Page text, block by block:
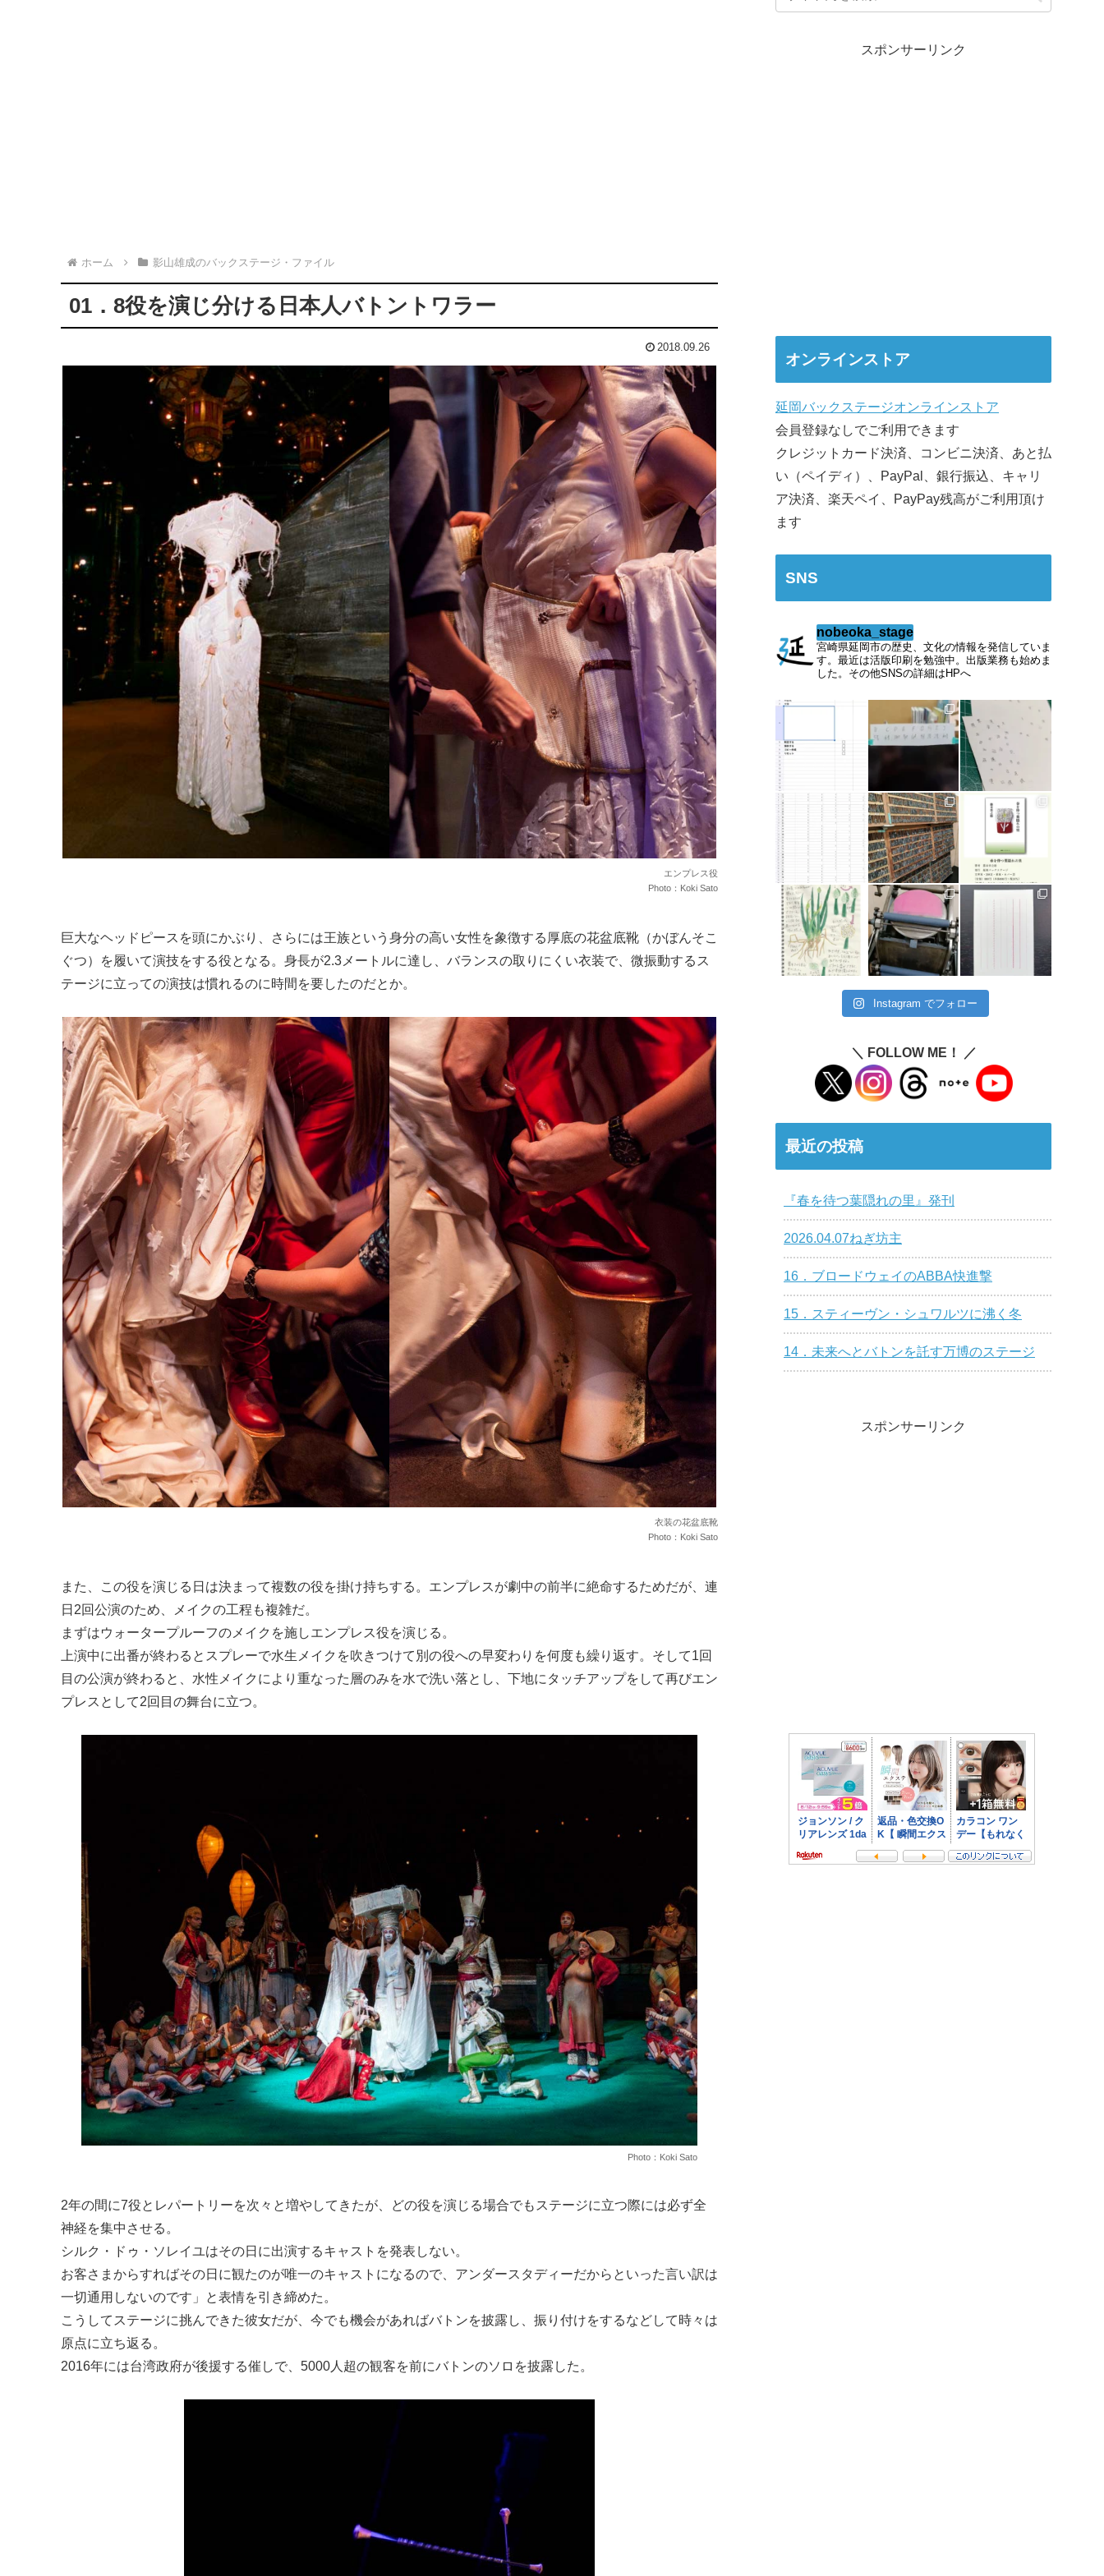
ホーム 影山雄成のバックステージ・ファイル
01．8役を演じ分ける日本人バトントワラー
2018.09.26
エンプレス役
Photo：Koki Sato
巨大なヘッドピースを頭にかぶり、さらには王族という身分の高い女性を象徴する厚底の花盆底靴（かぼんそこ
ぐつ）を履いて演技をする役となる。身長が2.3メートルに達し、バランスの取りにくい衣装で、微振動するス
テージに立っての演技は慣れるのに時間を要したのだとか。
衣装の花盆底靴
Photo：Koki Sato
また、この役を演じる日は決まって複数の役を掛け持ちする。エンプレスが劇中の前半に絶命するためだが、連
日2回公演のため、メイクの工程も複雑だ。
まずはウォータープルーフのメイクを施しエンプレス役を演じる。
上演中に出番が終わるとスプレーで水生メイクを吹きつけて別の役への早変わりを何度も繰り返す。そして1回
目の公演が終わると、水性メイクにより重なった層のみを水で洗い落とし、下地にタッチアップをして再びエン
プレスとして2回目の舞台に立つ。
Photo：Koki Sato
2年の間に7役とレパートリーを次々と増やしてきたが、どの役を演じる場合でもステージに立つ際には必ず全
神経を集中させる。
シルク・ドゥ・ソレイユはその日に出演するキャストを発表しない。
お客さまからすればその日に観たのが唯一のキャストになるので、アンダースタディーだからといった言い訳は
一切通用しないのです」と表情を引き締めた。
こうしてステージに挑んできた彼女だが、今でも機会があればバトンを披露し、振り付けをするなどして時々は
原点に立ち返る。
2016年には台湾政府が後援する催しで、5000人超の観客を前にバトンのソロを披露した。
スポンサーリンク
オンラインストア
延岡バックステージオンラインストア
会員登録なしでご利用できます
クレジットカード決済、コンビニ決済、あと払
い（ペイディ）、PayPal、銀行振込、キャリ
ア決済、楽天ペイ、PayPay残高がご利用頂け
ます
SNS
nobeoka_stage
宮崎県延岡市の歴史、文化の情報を発信していま
す。最近は活版印刷を勉強中。出版業務も始めま
した。その他SNSの詳細はHPへ
Instagram でフォロー
＼ FOLLOW ME！ ／
最近の投稿
『春を待つ葉隠れの里』発刊
2026.04.07ねぎ坊主
16．ブロードウェイのABBA快進撃
15．スティーヴン・シュワルツに沸く冬
14．未来へとバトンを託す万博のステージ
スポンサーリンク